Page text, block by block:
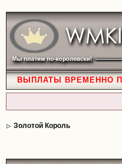
ВЫПЛАТЫ ВРЕМЕННО
Золотой Король